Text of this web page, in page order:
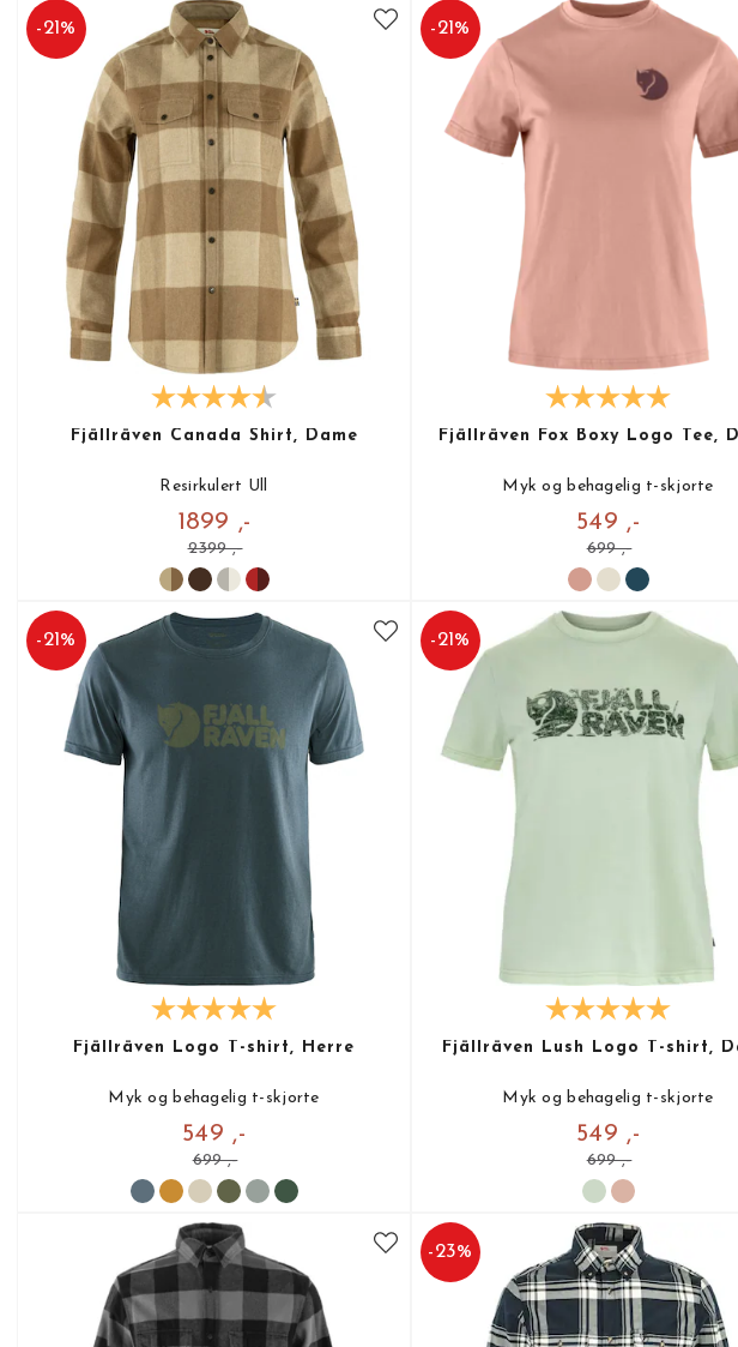
-21 %
Fjällräven Canada Shirt, Dame
Resirkulert Ull
1899 ,-
2399 ,-
-21 %
Fjällräven Fox Boxy Logo Tee,
Myk og behagelig t-skjorte
549 ,-
699 ,-
-21 %
Fjällräven Logo T-shirt, Herre
Myk og behagelig t-skjorte
549 ,-
699 ,-
-21 %
Fjällräven Lush Logo T-shirt,
Myk og behagelig t-skjorte
549 ,-
699 ,-
-23%